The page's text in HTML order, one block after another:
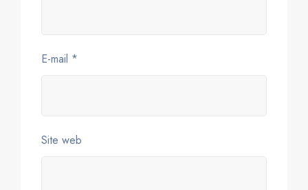
E-mail *
Site web